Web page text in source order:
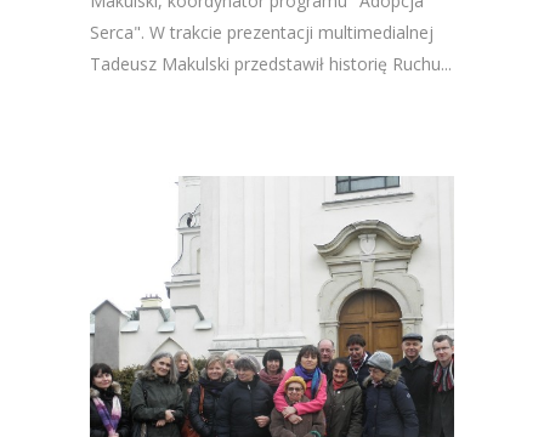
Serca". W trakcie prezentacji multimedialnej
Tadeusz Makulski przedstawił historię Ruchu...